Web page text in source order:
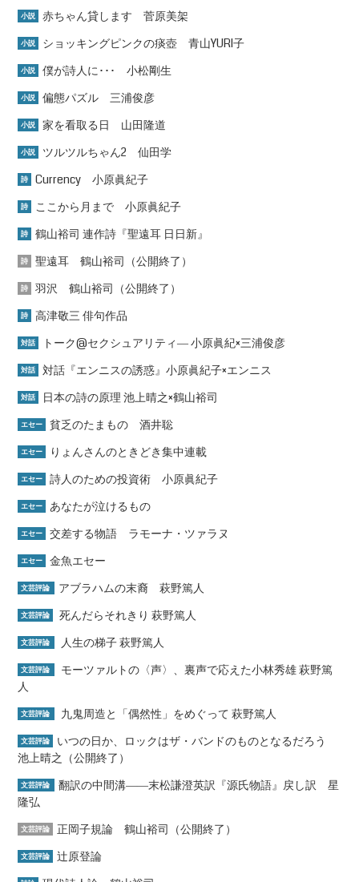
小説 赤ちゃん貸します 菅原美架
小説 ショッキングピンクの痰壺 青山YURI子
小説 僕が詩人に･･･ 小松剛生
小説 偏態パズル 三浦俊彦
小説 家を看取る日 山田隆道
小説 ツルツルちゃん2 仙田学
詩 Currency 小原眞紀子
詩 ここから月まで 小原眞紀子
詩 鶴山裕司 連作詩『聖遠耳 日日新』
詩 聖遠耳 鶴山裕司（公開終了）
詩 羽沢 鶴山裕司（公開終了）
詩 高津敬三 俳句作品
対話 トーク@セクシュアリティ― 小原眞紀×三浦俊彦
対話 対話『エンニスの誘惑』小原眞紀子×エンニス
対話 日本の詩の原理 池上晴之×鶴山裕司
エセー 貧乏のたまもの 酒井聡
エセー りょんさんのときどき集中連載
エセー 詩人のための投資術 小原眞紀子
エセー あなたが泣けるもの
エセー 交差する物語 ラモーナ・ツァラヌ
エセー 金魚エセー
文芸評論 アブラハムの末裔 萩野篤人
文芸評論 死んだらそれきり 萩野篤人
文芸評論 人生の梯子 萩野篤人
文芸評論
モーツァルトの〈声〉、裏声で応えた小林秀雄 萩野篤
人
文芸評論 九鬼周造と「偶然性」をめぐって 萩野篤人
文芸評論
いつの日か、ロックはザ・バンドのものとなるだろう
池上晴之（公開終了）
文芸評論
翻訳の中間溝――末松謙澄英訳『源氏物語』戻し訳 星
隆弘
文芸評論 正岡子規論 鶴山裕司（公開終了）
文芸評論 辻原登論